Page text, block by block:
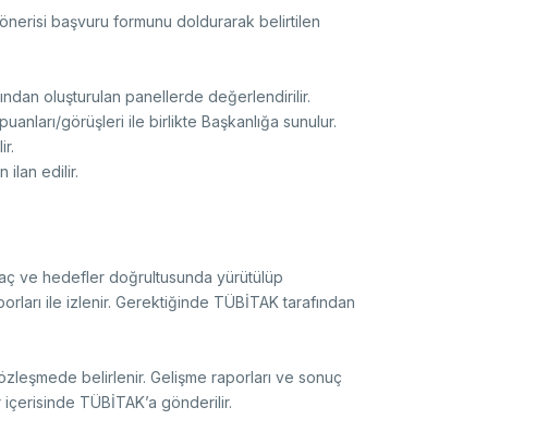
başvuru formunu doldurarak belirtilen
oluşturulan panellerde değerlendirilir.
görüşleri ile birlikte Başkanlığa sunulur.
ilan edilir.
ve hedefler doğrultusunda yürütülüp
ile izlenir. Gerektiğinde TÜBİTAK tarafından
belirlenir. Gelişme raporları ve sonuç
TÜBİTAK’a gönderilir.